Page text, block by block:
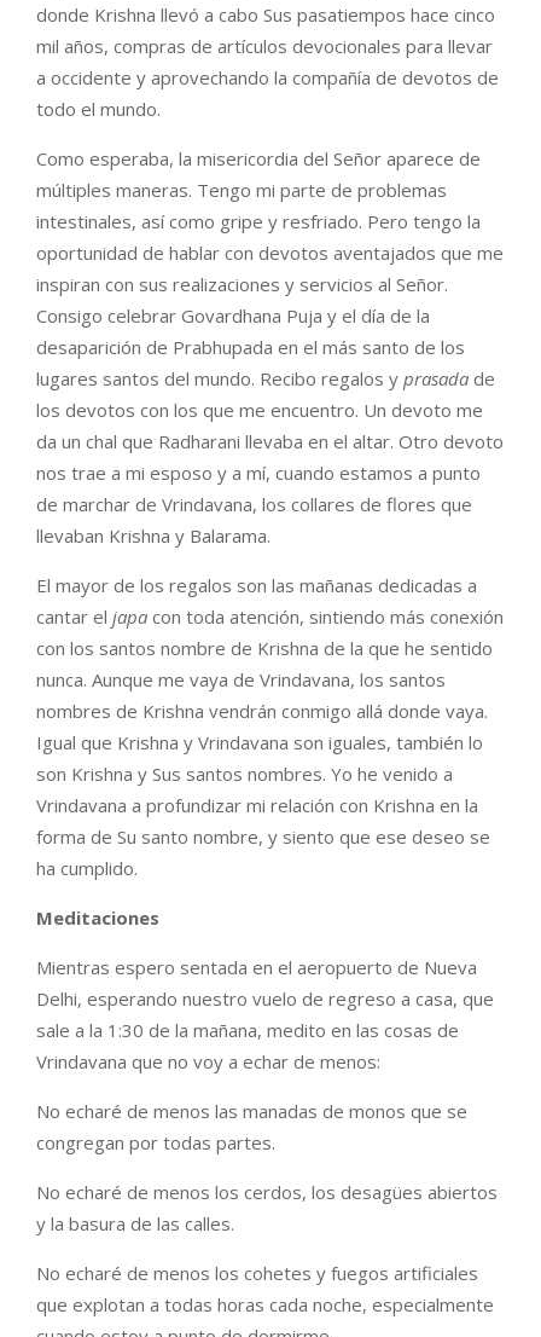
donde Krishna llevó a cabo Sus pasatiempos hace cinco
mil años, compras de artículos devocionales para llevar
a occidente y aprovechando la compañía de devotos de
todo el mundo.
Como esperaba, la misericordia del Señor aparece de
múltiples maneras. Tengo mi parte de problemas
intestinales, así como gripe y resfriado. Pero tengo la
oportunidad de hablar con devotos aventajados que me
inspiran con sus realizaciones y servicios al Señor.
Consigo celebrar Govardhana Puja y el día de la
desaparición de Prabhupada en el más santo de los
lugares santos del mundo. Recibo regalos y prasada de
los devotos con los que me encuentro. Un devoto me
da un chal que Radharani llevaba en el altar. Otro devoto
nos trae a mi esposo y a mí, cuando estamos a punto
de marchar de Vrindavana, los collares de flores que
llevaban Krishna y Balarama.
El mayor de los regalos son las mañanas dedicadas a
cantar el japa con toda atención, sintiendo más conexión
con los santos nombre de Krishna de la que he sentido
nunca. Aunque me vaya de Vrindavana, los santos
nombres de Krishna vendrán conmigo allá donde vaya.
Igual que Krishna y Vrindavana son iguales, también lo
son Krishna y Sus santos nombres. Yo he venido a
Vrindavana a profundizar mi relación con Krishna en la
forma de Su santo nombre, y siento que ese deseo se
ha cumplido.
Meditaciones
Mientras espero sentada en el aeropuerto de Nueva
Delhi, esperando nuestro vuelo de regreso a casa, que
sale a la 1:30 de la mañana, medito en las cosas de
Vrindavana que no voy a echar de menos:
No echaré de menos las manadas de monos que se
congregan por todas partes.
No echaré de menos los cerdos, los desagües abiertos
y la basura de las calles.
No echaré de menos los cohetes y fuegos artificiales
que explotan a todas horas cada noche, especialmente